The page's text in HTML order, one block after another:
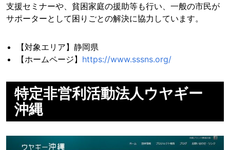
支援セミナーや、貧困家庭の援助等も行い、一般の市民が
サポーターとして困りごとの解決に協力しています。
【対象エリア】静岡県
【ホームページ】 https://www.sssns.org/
特定非営利活動法人ウヤギー
沖縄